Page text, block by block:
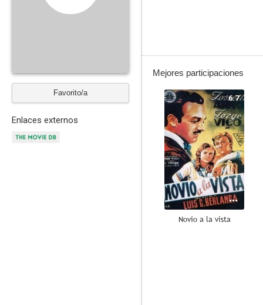
Favorito/a
Enlaces externos
Mejores participaciones
6.7
Novio a la vista